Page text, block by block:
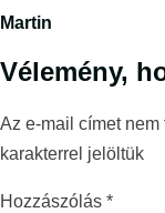
Martin
Vélemény,
Az e-mail címet nem
karakterrel jelöltük
Hozzászólás *